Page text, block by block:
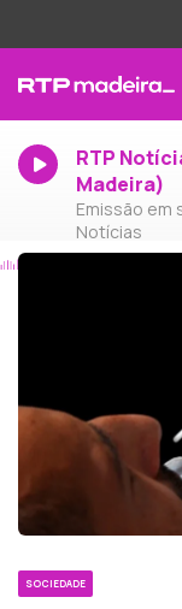
RTP
Madeira)
Emissão em
Notícias
SOCIEDADE